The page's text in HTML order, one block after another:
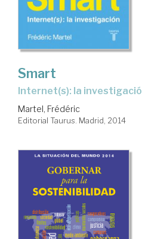
Smart
Internet(s): la
Martel, Frédéric
Editorial Taurus. Madrid, 2014